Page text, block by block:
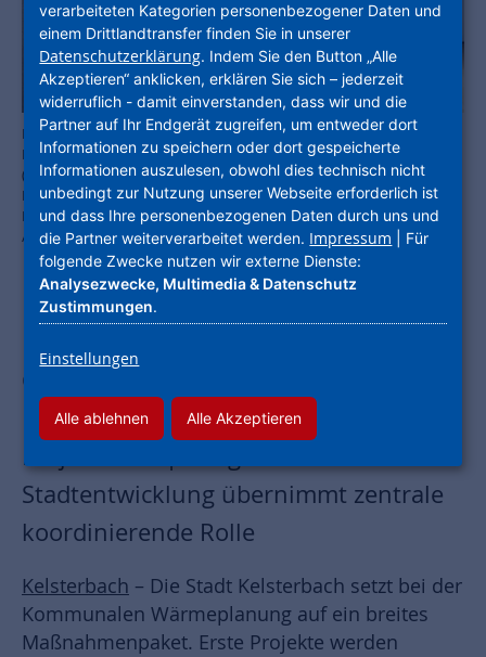
Nahm wertvolle Erkenntnisse mit: Hessens Energieminister Kaweh
Mansoori (Mi.) mit (u.a.) Kelsterbachs Bürgermeister Manfred Ockel
(3. v. li.), Marion Schmitz-Stadtfeld (2. v li., Leiterin ProjektStadt |
Integrierte Stadtentwicklung) und Malaika Rahm (li., Projektleiterin
ProjektStadt | Integrierte Stadtentwicklung). Foto: Stadt Kelsterbach
/ Sebastian Betzold
Geothermie und Rechenzentrum als
Bausteine der Wärmewende /
ProjektStadt | Integrierte
Stadtentwicklung übernimmt zentrale
koordinierende Rolle
Kelsterbach – Die Stadt Kelsterbach setzt bei der
Kommunalen Wärmeplanung auf ein breites
Maßnahmenpaket. Erste Projekte werden
verarbeiteten Kategorien personenbezogener Daten und
einem Drittlandtransfer finden Sie in unserer
Datenschutzerklärung. Indem Sie den Button „Alle
Akzeptieren“ anklicken, erklären Sie sich – jederzeit
widerruflich - damit einverstanden, dass wir und die
Partner auf Ihr Endgerät zugreifen, um entweder dort
Informationen zu speichern oder dort gespeicherte
Informationen auszulesen, obwohl dies technisch nicht
unbedingt zur Nutzung unserer Webseite erforderlich ist
und dass Ihre personenbezogenen Daten durch uns und
die Partner weiterverarbeitet werden. Impressum | Für
folgende Zwecke nutzen wir externe Dienste:
Analysezwecke, Multimedia & Datenschutz
Zustimmungen.
Einstellungen
Alle ablehnen Alle Akzeptieren